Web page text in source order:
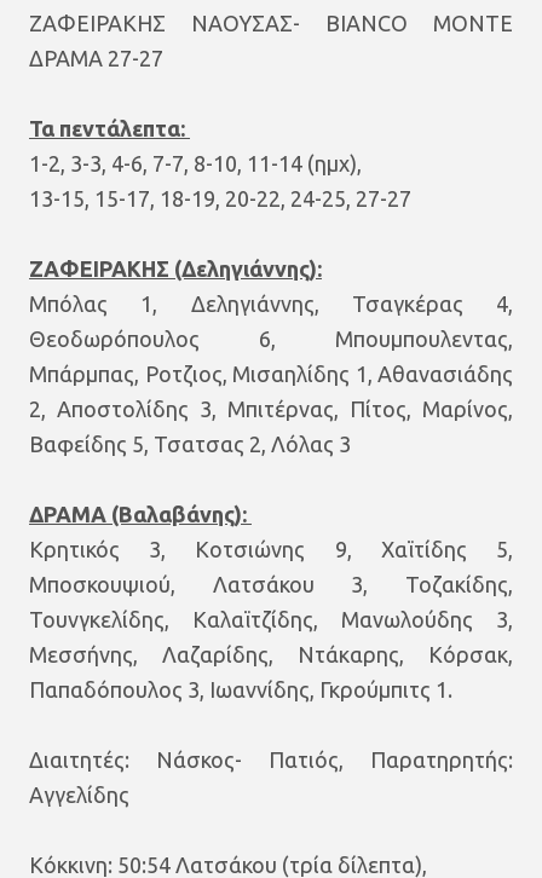
ΖΑΦΕΙΡΑΚΗΣ ΝΑΟΥΣΑΣ- BIANCO MONTE
ΔΡΑΜΑ 27-27
Τα πεντάλεπτα:
1-2, 3-3, 4-6, 7-7, 8-10, 11-14 (ημχ),
13-15, 15-17, 18-19, 20-22, 24-25, 27-27
ΖΑΦΕΙΡΑΚΗΣ (Δεληγιάννης):
Μπόλας 1, Δεληγιάννης, Τσαγκέρας 4,
Θεοδωρόπουλος 6, Μπουμπουλεντας,
Μπάρμπας, Ροτζιος, Μισαηλίδης 1, Αθανασιάδης
2, Αποστολίδης 3, Μπιτέρνας, Πίτος, Μαρίνος,
Βαφείδης 5, Τσατσας 2, Λόλας 3
ΔΡΑΜΑ (Βαλαβάνης):
Κρητικός 3, Κοτσιώνης 9, Χαϊτίδης 5,
Μποσκουψιού, Λατσάκου 3, Τοζακίδης,
Τουνγκελίδης, Καλαϊτζίδης, Μανωλούδης 3,
Μεσσήνης, Λαζαρίδης, Ντάκαρης, Κόρσακ,
Παπαδόπουλος 3, Ιωαννίδης, Γκρούμπιτς 1.
Διαιτητές: Νάσκος- Πατιός, Παρατηρητής:
Αγγελίδης
Κόκκινη: 50:54 Λατσάκου (τρία δίλεπτα),